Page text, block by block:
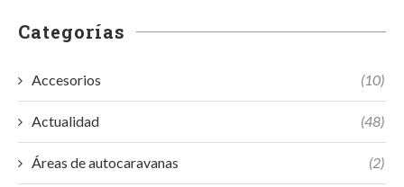
Categorías
Accesorios (10)
Actualidad (48)
Áreas de autocaravanas (2)